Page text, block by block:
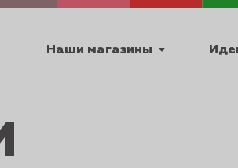
до 18:00
Наши магазины